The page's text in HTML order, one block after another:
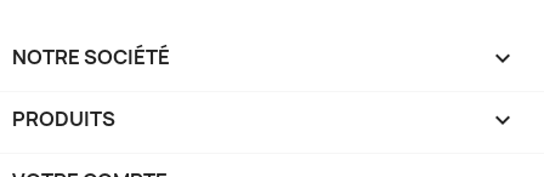
NOTRE SOCIÉTÉ 
PRODUITS 